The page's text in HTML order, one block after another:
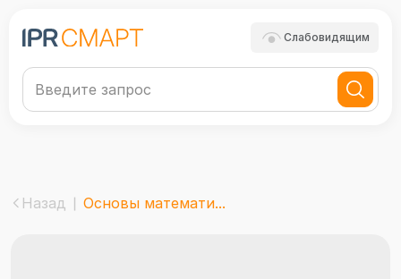
Слабовидящим
Назад Основы математи...